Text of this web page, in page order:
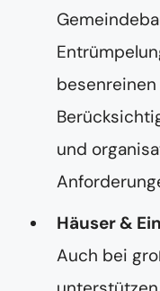
und
Häuser &
Auch bei